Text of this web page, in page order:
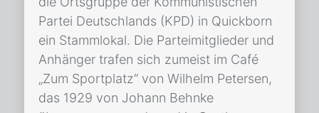
Partei Deutschlands (KPD) in Quickborn
ein Stammlokal. Die Parteimitglieder und
Anhänger trafen sich zumeist im Café
„Zum Sportplatz“ von Wilhelm Petersen,
das 1929 von Johann Behnke